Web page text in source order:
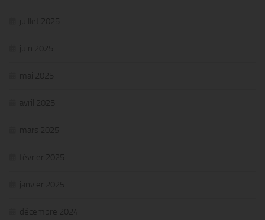
juillet 2025
juin 2025
mai 2025
avril 2025
mars 2025
février 2025
janvier 2025
décembre 2024